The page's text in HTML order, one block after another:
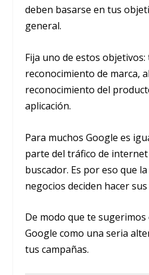
deben basarse en tus
general.
Fija uno de estos
reconocimiento de marca,
reconocimiento del
aplicación.
Para muchos Google es
parte del tráfico de
buscador. Es por eso que
negocios deciden hacer
De modo que te sugerimos
Google como una seria
tus campañas.